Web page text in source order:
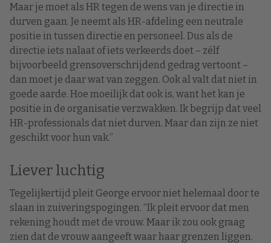
Maar je moet als HR tegen de wens van je directie in
durven gaan. Je neemt als HR-afdeling een neutrale
positie in tussen directie en personeel. Dus als de
directie iets nalaat of iets verkeerds doet – zélf
bijvoorbeeld grensoverschrijdend gedrag vertoont –
dan moet je daar wat van zeggen. Ook al valt dat niet in
goede aarde. Hoe moeilijk dat ook is, want het kan je
positie in de organisatie verzwakken. Ik begrijp dat veel
HR-professionals dat niet durven. Maar dan zijn ze niet
geschikt voor hun vak.”
Liever luchtig
Tegelijkertijd pleit George ervoor niet helemaal door te
slaan in zuiveringspogingen. “Ik pleit ervoor dat men
rekening houdt met de vrouw. Maar ik zou ook graag
zien dat de vrouw aangeeft waar haar grenzen liggen.